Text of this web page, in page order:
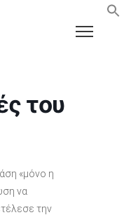
του
«μόνο η
να
την